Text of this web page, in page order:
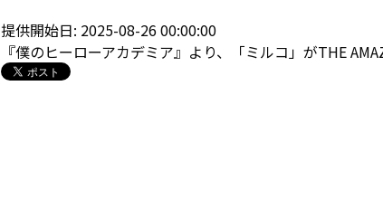
提供開始日: 2025-08-26 00:00:00
『僕のヒーローアカデミア』より、「ミルコ」がTHE